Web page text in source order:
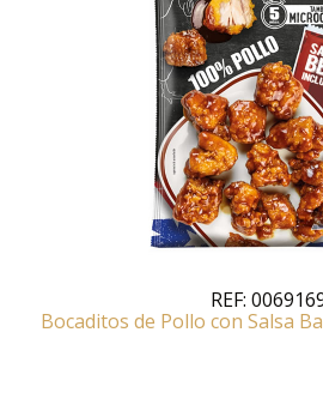
REF:
Bocaditos de Pollo con Salsa